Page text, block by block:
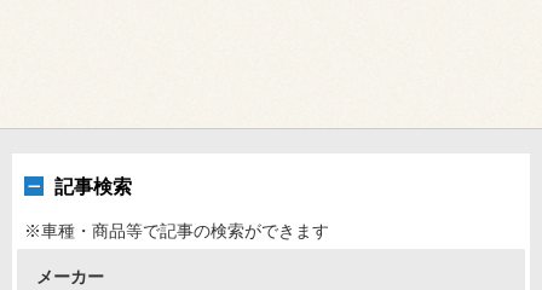
記事検索
※車種・商品等で記事の検索ができます
メーカー